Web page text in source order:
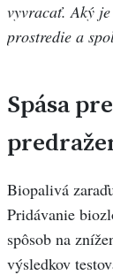
vyvracať. Aký
prostredie a
Spása
Biopalivá
Pridávanie
spôsob na
výsledkov